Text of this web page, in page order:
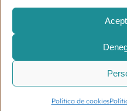
Política de cookies
Supracomunidad de